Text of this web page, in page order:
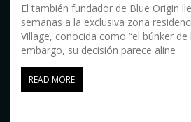
El también fundador de Blue Origin
semanas a la exclusiva zona
Village, conocida como “el búnker de
embargo, su decisión parece aline
READ MORE